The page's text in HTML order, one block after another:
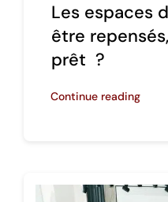
Les espaces
être
prêt ?
Continue reading